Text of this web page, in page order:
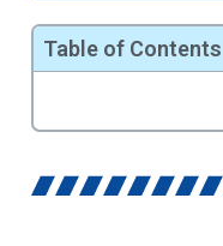
Table of Contents